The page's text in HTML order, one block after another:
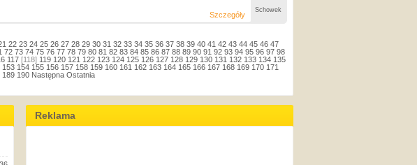
Szczegóły
Schowek
22 23 24 25 26 27 28 29 30 31 32 33 34 35 36 37 38 39 40 41 42 43 44 45 46 47
72 73 74 75 76 77 78 79 80 81 82 83 84 85 86 87 88 89 90 91 92 93 94 95 96 97 98
117 [118] 119 120 121 122 123 124 125 126 127 128 129 130 131 132 133 134 135
153 154 155 156 157 158 159 160 161 162 163 164 165 166 167 168 169 170 171
189 190 Następna Ostatnia
Reklama